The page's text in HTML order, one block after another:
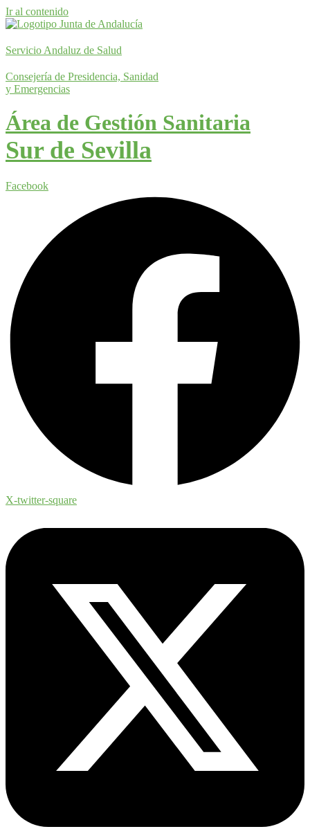
Ir al contenido
Servicio Andaluz de Salud
Consejería de Presidencia, Sanidad
y Emergencias
Área de Gestión Sanitaria
Sur de Sevilla
Facebook
X-twitter-square